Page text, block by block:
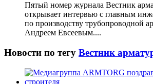
Пятый номер журнала Вестник
открывает интервью с главным
по производству трубопроводной
Андреем Евсеевым....
Новости по тегу Вестник